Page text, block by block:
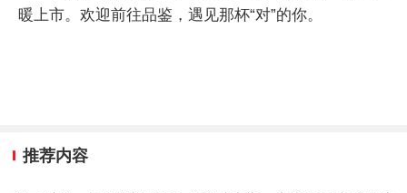
暖上市。欢迎前往品鉴，遇见那杯“对”的你。
推荐内容